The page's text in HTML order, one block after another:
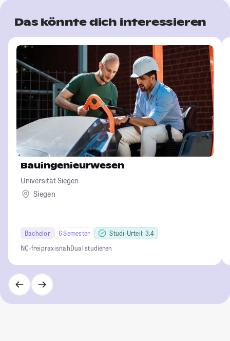
Das könnte dich interessieren
Bauingenieurwesen
Universität Siegen
Siegen
Bachelor 6 Semester
Studi-Urteil: 3.4
NC-freipraxisnahDual studieren